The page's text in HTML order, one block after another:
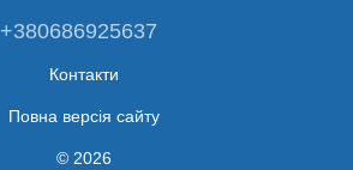
+380686925637
Контакти
Повна версія сайту
© 2026